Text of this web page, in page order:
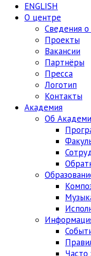
ENGLISH
О центре
Сведения
Проекты
Вакансии
Партнёры
Пресса
Логотип
Контакты
Академия
Об